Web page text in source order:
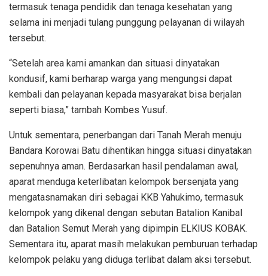
termasuk tenaga pendidik dan tenaga kesehatan yang
selama ini menjadi tulang punggung pelayanan di wilayah
tersebut.
“Setelah area kami amankan dan situasi dinyatakan
kondusif, kami berharap warga yang mengungsi dapat
kembali dan pelayanan kepada masyarakat bisa berjalan
seperti biasa,” tambah Kombes Yusuf.
Untuk sementara, penerbangan dari Tanah Merah menuju
Bandara Korowai Batu dihentikan hingga situasi dinyatakan
sepenuhnya aman. Berdasarkan hasil pendalaman awal,
aparat menduga keterlibatan kelompok bersenjata yang
mengatasnamakan diri sebagai KKB Yahukimo, termasuk
kelompok yang dikenal dengan sebutan Batalion Kanibal
dan Batalion Semut Merah yang dipimpin ELKIUS KOBAK.
Sementara itu, aparat masih melakukan pemburuan terhadap
kelompok pelaku yang diduga terlibat dalam aksi tersebut.